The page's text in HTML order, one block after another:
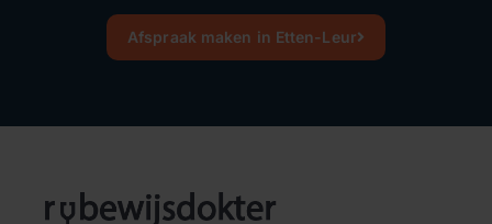
Afspraak maken in Etten-Leur